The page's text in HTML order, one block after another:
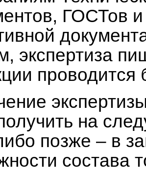
ГОСТов и
экспертиза
проводится
на
позже – в
состава